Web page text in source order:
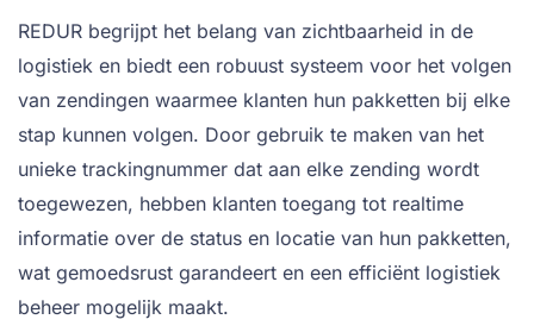
REDUR begrijpt het belang van zichtbaarheid in de
logistiek en biedt een robuust systeem voor het volgen
van zendingen waarmee klanten hun pakketten bij elke
stap kunnen volgen. Door gebruik te maken van het
unieke trackingnummer dat aan elke zending wordt
toegewezen, hebben klanten toegang tot realtime
informatie over de status en locatie van hun pakketten,
wat gemoedsrust garandeert en een efficiënt logistiek
beheer mogelijk maakt.